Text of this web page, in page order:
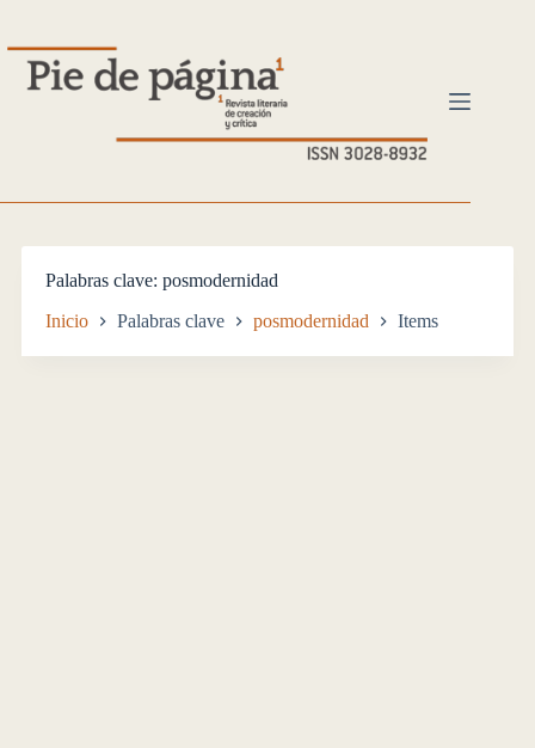
contenido
Palabras clave posmodernidad
Inicio Palabras clave posmodernidad Items